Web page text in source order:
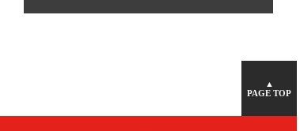
▲
PAGE TOP